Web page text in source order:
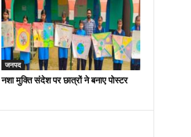
जनपद
नशा मुक्ति संदेश पर छात्रों ने बनाए पोस्टर